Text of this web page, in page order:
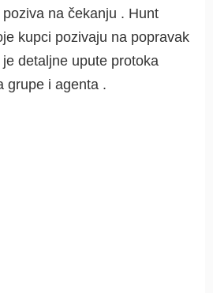
na čekanju . Hunt
kupci pozivaju na popravak
detaljne upute protoka
grupe i agenta .